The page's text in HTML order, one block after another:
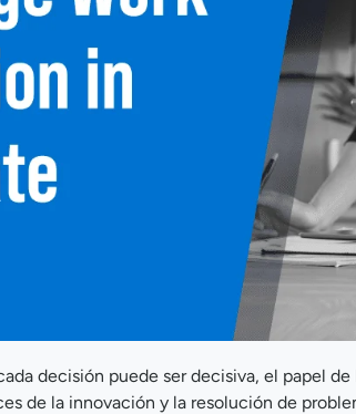
información
la automatización del trabajo del
decisión puede ser decisiva, el papel
de la innovación y la resolución de